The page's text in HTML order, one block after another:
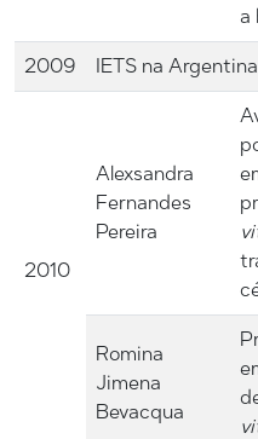
a
2009 IETS na
2010
Alexsandra
Fernandes
Pereira
Romina
Jimena
Bevacqua